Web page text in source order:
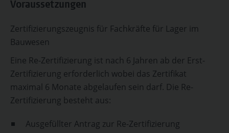
Voraussetzungen
Zertifizierungszeugnis für Fachkräfte für Lager im
Bauwesen
Eine Re-Zertifizierung ist nach 6 Jahren ab der Erst-
Zertifizierung erforderlich wobei das Zertifikat
maximal 6 Monate abgelaufen sein darf. Die Re-
Zertifizierung besteht aus:
Ausgefüllter Antrag zur Re-Zertifizierung